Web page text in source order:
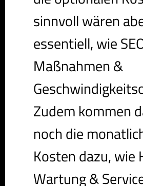
sinnvoll wären
essentiell, wie
Maßnahmen &
Zudem kommen
noch die
Kosten dazu, wie
Wartung &